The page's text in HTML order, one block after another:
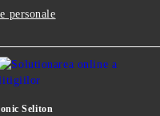
personale
Seliton